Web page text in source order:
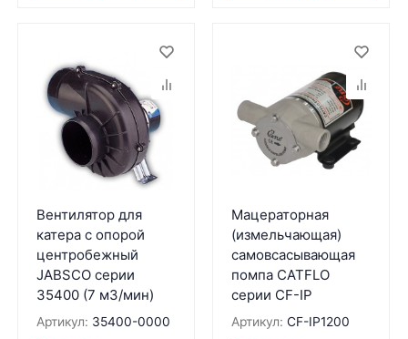
Вентилятор для
катера с опорой
центробежный
JABSCO серии
35400 (7 м3/мин)
Артикул: 35400-0000
Мацераторная
(измельчающая)
самовсасывающая
помпа CATFLO
серии CF-IP
Артикул: CF-IP1200